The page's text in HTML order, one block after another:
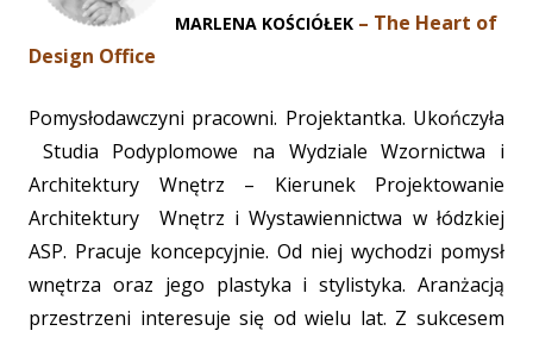
MARLENA KOŚCIÓŁEK – The Heart of
Design Office
Pomysłodawczyni pracowni. Projektantka. Ukończyła
Studia Podyplomowe na Wydziale Wzornictwa i
Architektury Wnętrz – Kierunek Projektowanie
Architektury Wnętrz i Wystawiennictwa w łódzkiej
ASP. Pracuje koncepcyjnie. Od niej wychodzi pomysł
wnętrza oraz jego plastyka i stylistyka. Aranżacją
przestrzeni interesuje się od wielu lat. Z sukcesem